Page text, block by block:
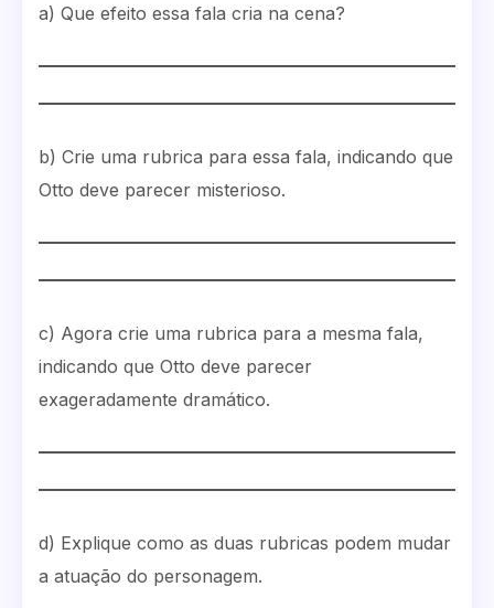
a) Que efeito essa fala cria na cena?
b) Crie uma rubrica para essa fala, indicando que
Otto deve parecer misterioso.
c) Agora crie uma rubrica para a mesma fala,
indicando que Otto deve parecer
exageradamente dramático.
d) Explique como as duas rubricas podem mudar
a atuação do personagem.